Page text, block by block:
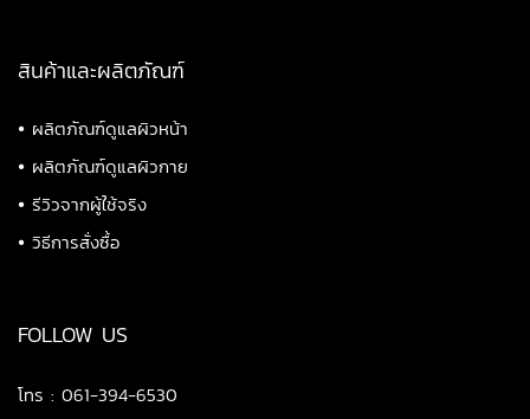
สินค้าและผลิตภัณฑ์
• ผลิตภัณฑ์ดูแลผิวหน้า
• ผลิตภัณฑ์ดูแลผิวกาย
• รีวิวจากผู้ใช้จริง
• วิธีการสั่งซื้อ
FOLLOW US
โทร : 061-394-6530